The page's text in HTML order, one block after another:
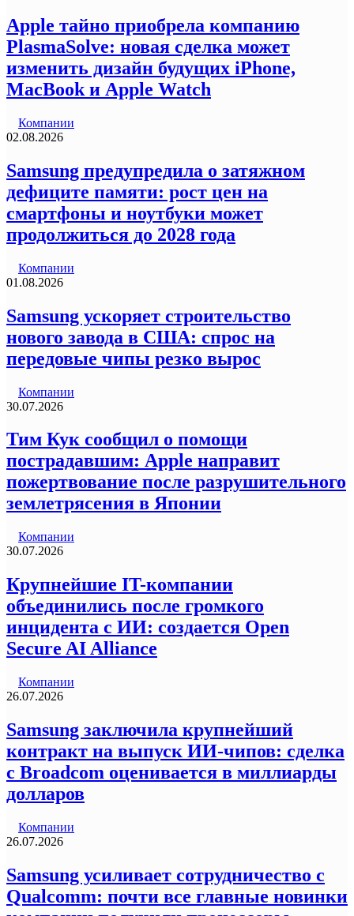
Apple тайно приобрела компанию
PlasmaSolve: новая сделка может
изменить дизайн будущих iPhone,
MacBook и Apple Watch
Компании
02.08.2026
Samsung предупредила о затяжном
дефиците памяти: рост цен на
смартфоны и ноутбуки может
продолжиться до 2028 года
Компании
01.08.2026
Samsung ускоряет строительство
нового завода в США: спрос на
передовые чипы резко вырос
Компании
30.07.2026
Тим Кук сообщил о помощи
пострадавшим: Apple направит
пожертвование после разрушительного
землетрясения в Японии
Компании
30.07.2026
Крупнейшие IT-компании
объединились после громкого
инцидента с ИИ: создается Open
Secure AI Alliance
Компании
26.07.2026
Samsung заключила крупнейший
контракт на выпуск ИИ-чипов: сделка
с Broadcom оценивается в миллиарды
долларов
Компании
26.07.2026
Samsung усиливает сотрудничество с
Qualcomm: почти все главные новинки